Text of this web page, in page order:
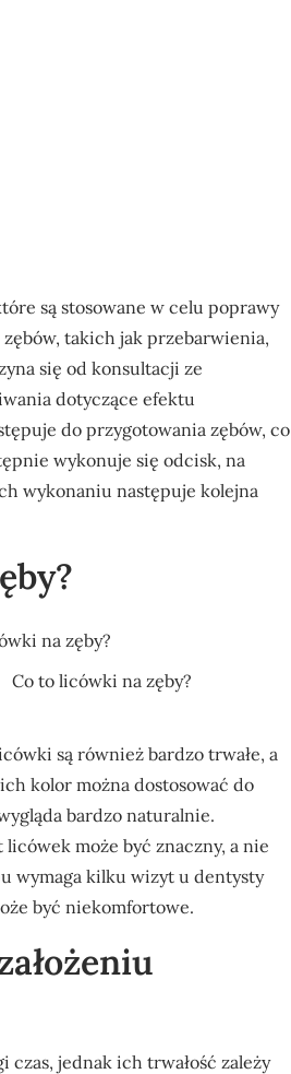
są stosowane w celu poprawy
takich jak przebarwienia,
się od konsultacji ze
dotyczące efektu
do przygotowania zębów, co
wykonuje się odcisk, na
wykonaniu następuje kolejna
Co to licówki na zęby?
są również bardzo trwałe, a
kolor można dostosować do
bardzo naturalnie.
może być znaczny, a nie
wymaga kilku wizyt u dentysty
być niekomfortowe.
czas, jednak ich trwałość zależy